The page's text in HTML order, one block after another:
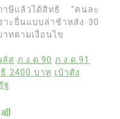
าษีแล้วได้สิทธิ “คนละ
าะยื่นแบบล่าช้าหลัง 30
ทตามเงื่อนไข
ลัส ภ.ง.ด.90 ภ.ง.ด.91
2400 บาท เป๋าตัง
ฐ